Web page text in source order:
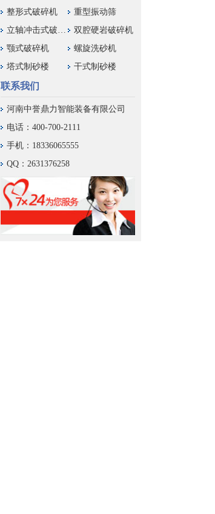
整形式破碎机
重型振动筛
立轴冲击式破碎机
双腔硬岩破碎机
颚式破碎机
螺旋洗砂机
塔式制砂楼
干式制砂楼
联系我们
河南中誉鼎力智能装备有限公司
电话：400-700-2111
手机：18336065555
QQ：2631376258